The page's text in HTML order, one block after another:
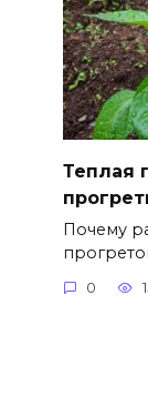
Теплая
Почему
0